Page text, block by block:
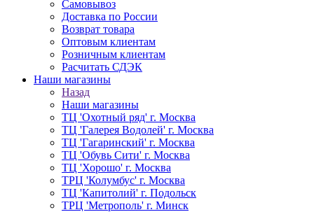
Самовывоз
Доставка по России
Возврат товара
Оптовым клиентам
Розничным клиентам
Расчитать СДЭК
Наши магазины
Назад
Наши магазины
ТЦ 'Охотный ряд' г. Москва
ТЦ 'Галерея Водолей' г. Москва
ТЦ 'Гагаринский' г. Москва
ТЦ 'Обувь Сити' г. Москва
ТЦ 'Хорошо' г. Москва
ТРЦ 'Колумбус' г. Москва
ТЦ 'Капитолий' г. Подольск
ТРЦ 'Метрополь' г. Минск